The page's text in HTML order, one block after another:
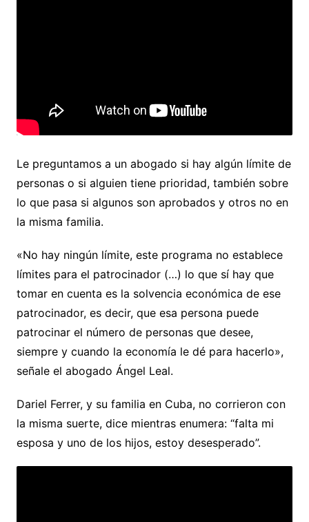
Le preguntamos a un abogado si hay algún límite de
personas o si alguien tiene prioridad, también sobre
lo que pasa si algunos son aprobados y otros no en
la misma familia.
«No hay ningún límite, este programa no establece
límites para el patrocinador (…) lo que sí hay que
tomar en cuenta es la solvencia económica de ese
patrocinador, es decir, que esa persona puede
patrocinar el número de personas que desee,
siempre y cuando la economía le dé para hacerlo»,
señale el abogado Ángel Leal.
Dariel Ferrer, y su familia en Cuba, no corrieron con
la misma suerte, dice mientras enumera: “falta mi
esposa y uno de los hijos, estoy desesperado”.